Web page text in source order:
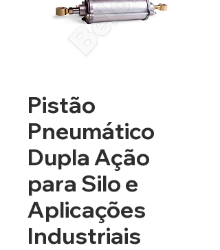
Pistão
Pneumático
Dupla Ação
para Silo e
Aplicações
Industriais